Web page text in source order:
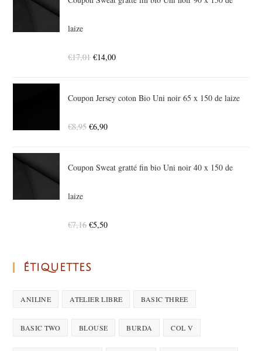
laize
€17,01 €14,00
Coupon Jersey coton Bio Uni noir 65 x 150 de laize
€8,95 €6,90
Coupon Sweat gratté fin bio Uni noir 40 x 150 de
laize
€7,16 €5,50
ÉTIQUETTES
ANILINE ATELIER LIBRE BASIC THREE
BASIC TWO BLOUSE BURDA COL V